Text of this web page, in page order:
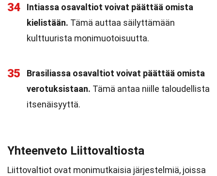
34
Intiassa osavaltiot voivat päättää omista
kielistään. Tämä auttaa säilyttämään
kulttuurista monimuotoisuutta.
35
Brasiliassa osavaltiot voivat päättää omista
verotuksistaan. Tämä antaa niille taloudellista
itsenäisyyttä.
Yhteenveto Liittovaltiosta
Liittovaltiot ovat monimutkaisia järjestelmiä, joissa